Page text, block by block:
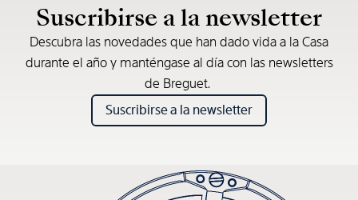
Suscribirse a la newsletter
Descubra las novedades que han dado vida a la Casa
durante el año y manténgase al día con las newsletters
de Breguet.
Suscribirse a la newsletter